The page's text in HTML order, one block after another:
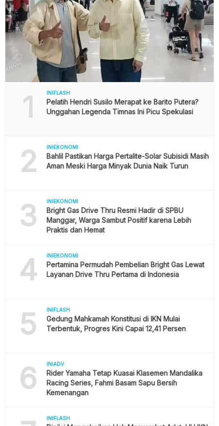
1 INIFLASH
Pelatih Hendri Susilo Merapat ke Barito Putera?
Unggahan Legenda Timnas Ini Picu Spekulasi
2 INIEKONOMI
Bahlil Pastikan Harga Pertalite-Solar Subisidi Masih
Aman Meski Harga Minyak Dunia Naik Turun
3 INIEKONOMI
Bright Gas Drive Thru Resmi Hadir di SPBU
Manggar, Warga Sambut Positif karena Lebih
Praktis dan Hemat
4 INIEKONOMI
Pertamina Permudah Pembelian Bright Gas Lewat
Layanan Drive Thru Pertama di Indonesia
5 INIFLASH
Gedung Mahkamah Konstitusi di IKN Mulai
Terbentuk, Progres Kini Capai 12,41 Persen
6 INIADV
Rider Yamaha Tetap Kuasai Klasemen Mandalika
Racing Series, Fahmi Basam Sapu Bersih
Kemenangan
INIFLASH